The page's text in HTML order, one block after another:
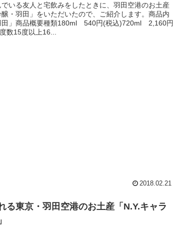
いる友人と宅飲みをしたときに、羽田空港のお土産
・羽田」をいただいたので、ご紹介します。商品内
田」商品概要種類180ml 540円(税込)720ml 2,160円
数15度以上16...
2018.02.21
る東京・羽田空港のお土産「N.Y.キャラ